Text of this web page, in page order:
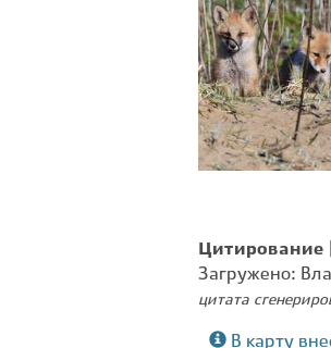
Цитирование
Загружено:
цитата
В карту